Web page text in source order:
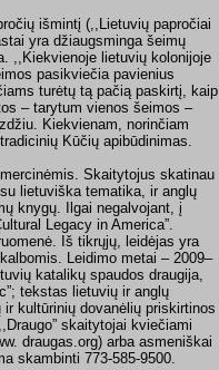
išmintį (,,Lietuvių papročiai
yra džiaugsminga šeimų
,,Kiekvienoje lietuvių kolonijoje
pasikviečia pavienius
turėtų tą pačią paskirtį, kaip
– tarytum vienos šeimos –
Kiekvienam, norinčiam
Kūčių apibūdinimas.
Skaitytojus skatinau
lietuviška tematika, ir anglų
knygų. Ilgai negalvojant, į
Legacy in America”.
Iš tikrųjų, leidėjas yra
Leidimo metai – 2009–
katalikų spaudos draugija,
tekstas lietuvių ir anglų
kultūrinių dovanėlių priskirtinos
skaitytojai kviečiami
draugas.org) arba asmeniškai
skambinti 773-585-9500.